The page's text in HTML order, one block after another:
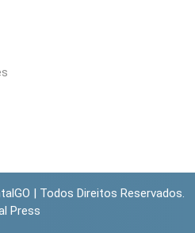
| Todos Direitos Reservados.
Press